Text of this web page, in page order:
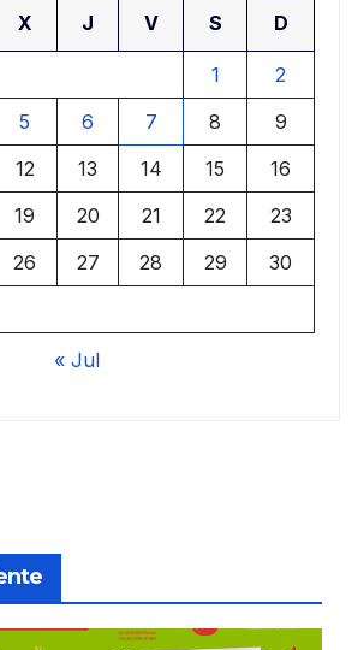
X J V S D
1
2
5 6 7 8
9
12 13 14 15
16
19 20 21 22
23
26 27 28 29
30
« Jul